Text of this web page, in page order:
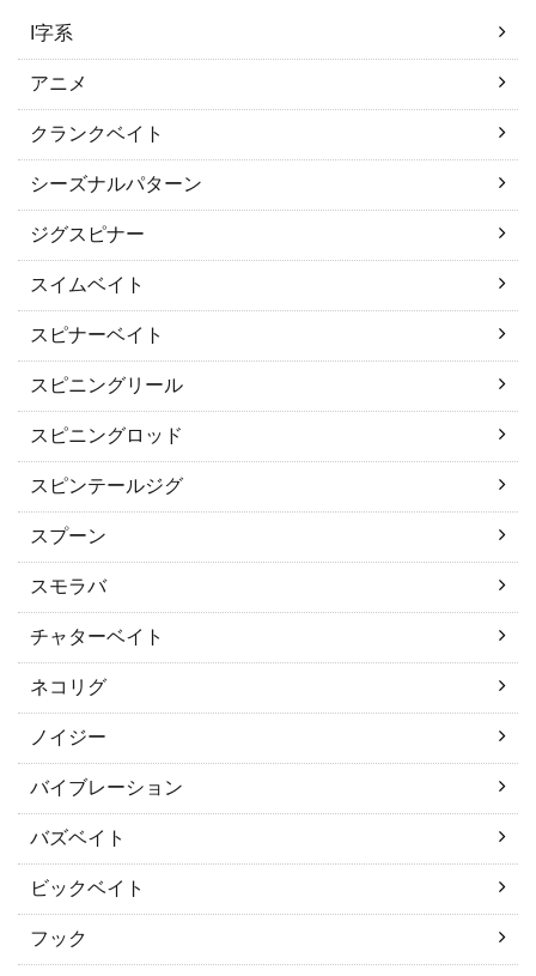
I字系
アニメ
クランクベイト
シーズナルパターン
ジグスピナー
スイムベイト
スピナーベイト
スピニングリール
スピニングロッド
スピンテールジグ
スプーン
スモラバ
チャターベイト
ネコリグ
ノイジー
バイブレーション
バズベイト
ビックベイト
フック